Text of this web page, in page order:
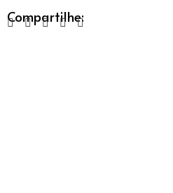
Compartilhe: